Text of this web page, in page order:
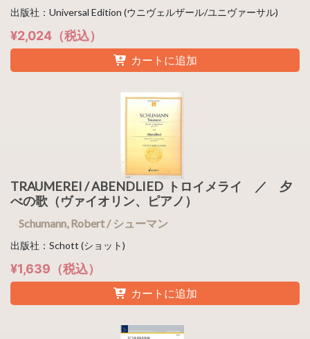
出版社：Universal Edition (ウニヴェルザール/ユニヴァーサル)
¥2,024（税込）
カートに追加
TRAUMEREI / ABENDLIED トロイメライ ／ 夕
べの歌（ヴァイオリン、ピアノ）
Schumann, Robert / シューマン
出版社：Schott (ショット)
¥1,639（税込）
カートに追加